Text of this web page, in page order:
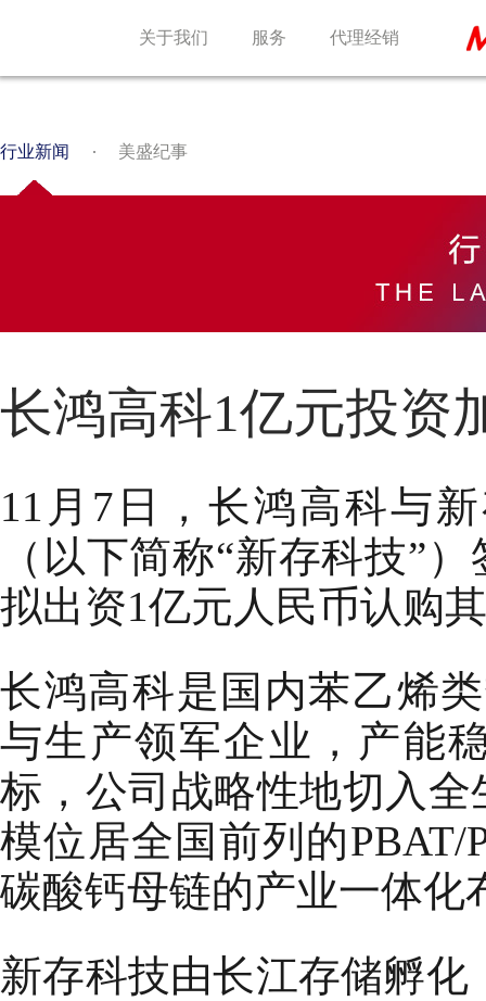
关于我们 服务 代理经销
行业新闻 美盛纪事
长鸿高科1亿元投资
11月7日，长鸿高科与
（以下简称“新存科技”
拟出资1亿元人民币认购
长鸿高科是国内苯乙烯
与生产领军企业，产能
标，公司战略性地切入
模位居全国前列的PBAT/
碳酸钙母链的产业一体化
新存科技由长江存储孵